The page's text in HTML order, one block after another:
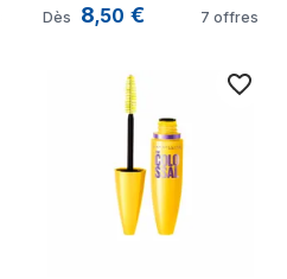
Dès 8,50 € 7 offres